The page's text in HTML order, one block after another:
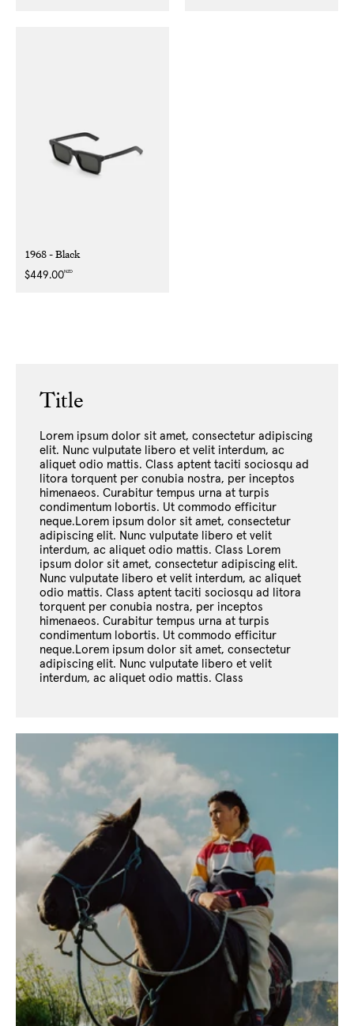
1968 - Black
Regular
$449.00NZD
Title
Lorem ipsum dolor sit amet, consectetur adipiscing
elit. Nunc vulputate libero et velit interdum, ac
aliquet odio mattis. Class aptent taciti sociosqu ad
litora torquent per conubia nostra, per inceptos
himenaeos. Curabitur tempus urna at turpis
condimentum lobortis. Ut commodo efficitur
neque.Lorem ipsum dolor sit amet, consectetur
adipiscing elit. Nunc vulputate libero et velit
interdum, ac aliquet odio mattis. Class Lorem
ipsum dolor sit amet, consectetur adipiscing elit.
Nunc vulputate libero et velit interdum, ac aliquet
odio mattis. Class aptent taciti sociosqu ad litora
torquent per conubia nostra, per inceptos
himenaeos. Curabitur tempus urna at turpis
condimentum lobortis. Ut commodo efficitur
neque.Lorem ipsum dolor sit amet, consectetur
adipiscing elit. Nunc vulputate libero et velit
interdum, ac aliquet odio mattis. Class